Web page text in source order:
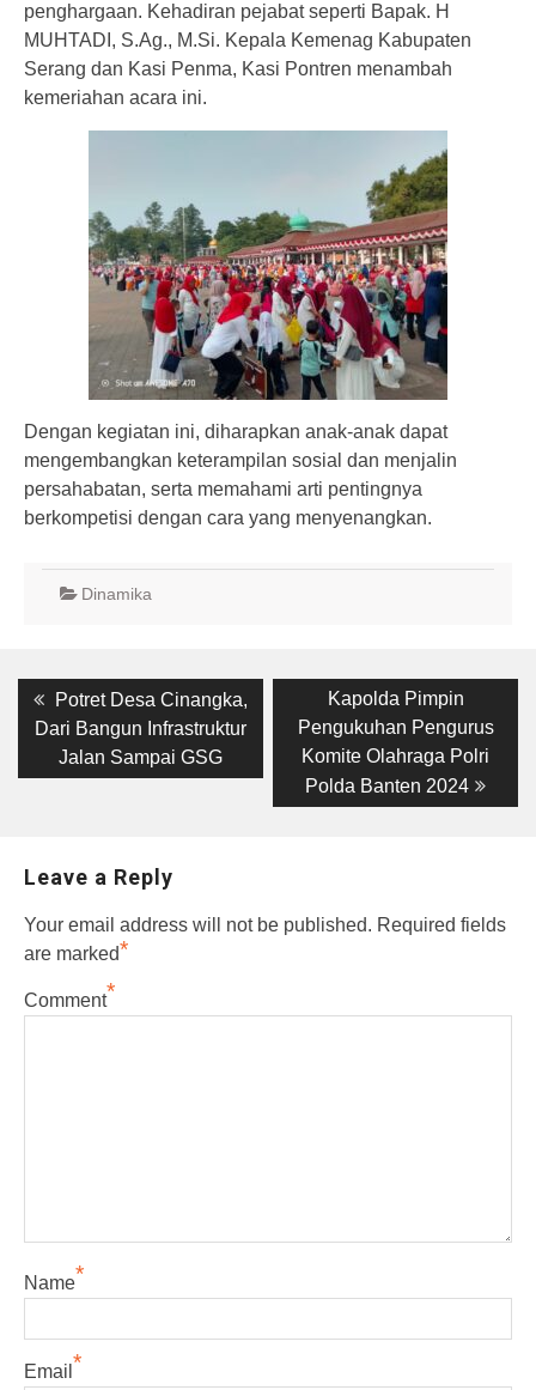
penghargaan. Kehadiran pejabat seperti Bapak. H
MUHTADI, S.Ag., M.Si. Kepala Kemenag Kabupaten
Serang dan Kasi Penma, Kasi Pontren menambah
kemeriahan acara ini.
Dengan kegiatan ini, diharapkan anak-anak dapat
mengembangkan keterampilan sosial dan menjalin
persahabatan, serta memahami arti pentingnya
berkompetisi dengan cara yang menyenangkan.
Dinamika
Post
navigation
Previous
post:
Potret Desa Cinangka,
Dari Bangun Infrastruktur
Jalan Sampai GSG
Next
post:
Kapolda Pimpin
Pengukuhan Pengurus
Komite Olahraga Polri
Polda Banten 2024
Leave a Reply
Your email address will not be published. Required fields
are marked*
Comment*
Name*
Email *